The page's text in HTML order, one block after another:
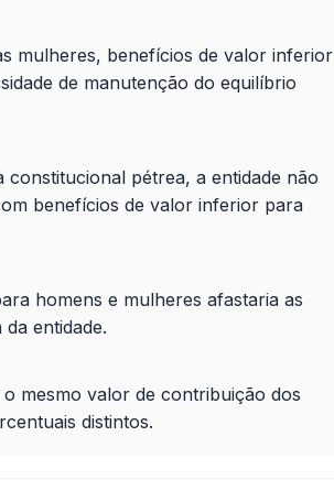
mulheres, benefícios de valor inferior
de manutenção do equilíbrio
pétrea, a entidade não
benefícios de valor inferior para
homens e mulheres afastaria as
entidade.
mesmo valor de contribuição dos
distintos.